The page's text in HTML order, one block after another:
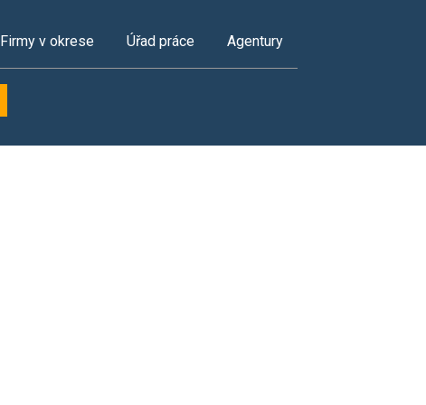
Firmy v okrese Úřad práce Agentury